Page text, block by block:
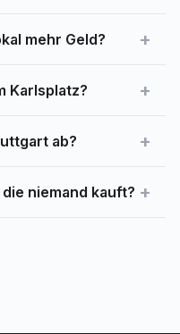
mehr Geld? +
Karlsplatz? +
ab? +
niemand kauft? +